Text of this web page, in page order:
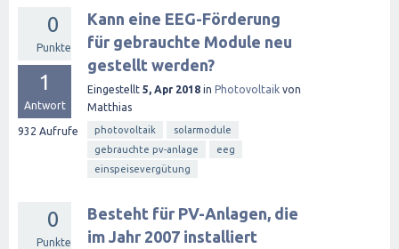
0
Punkte
1
Antwort
932 Aufrufe
Kann eine EEG-Förderung
für gebrauchte Module neu
gestellt werden?
Eingestellt 5, Apr 2018 in Photovoltaik von
Matthias
photovoltaik
solarmodule
gebrauchte pv-anlage
eeg
einspeisevergütung
0
Punkte
Besteht für PV-Anlagen, die
im Jahr 2007 installiert